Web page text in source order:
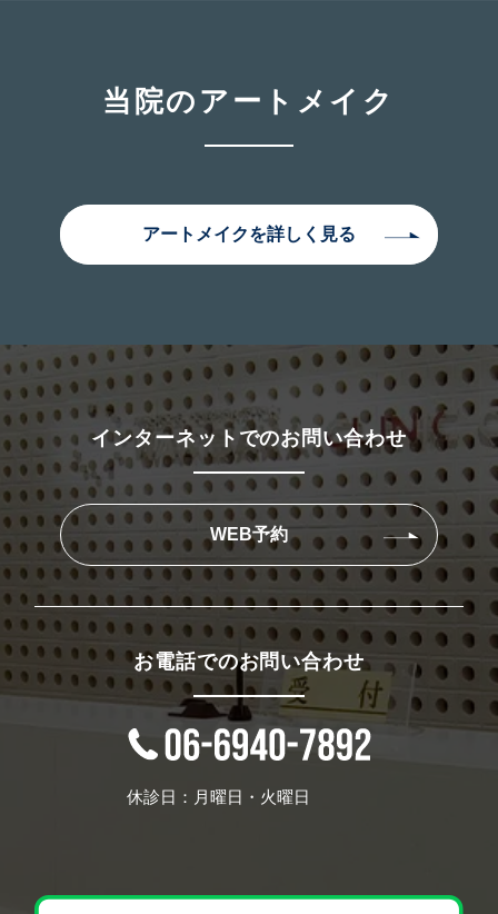
当院のアートメイク
アートメイクを詳しく見る
インターネットでのお問い合わせ
WEB予約
お電話でのお問い合わせ
休診日：月曜日・火曜日